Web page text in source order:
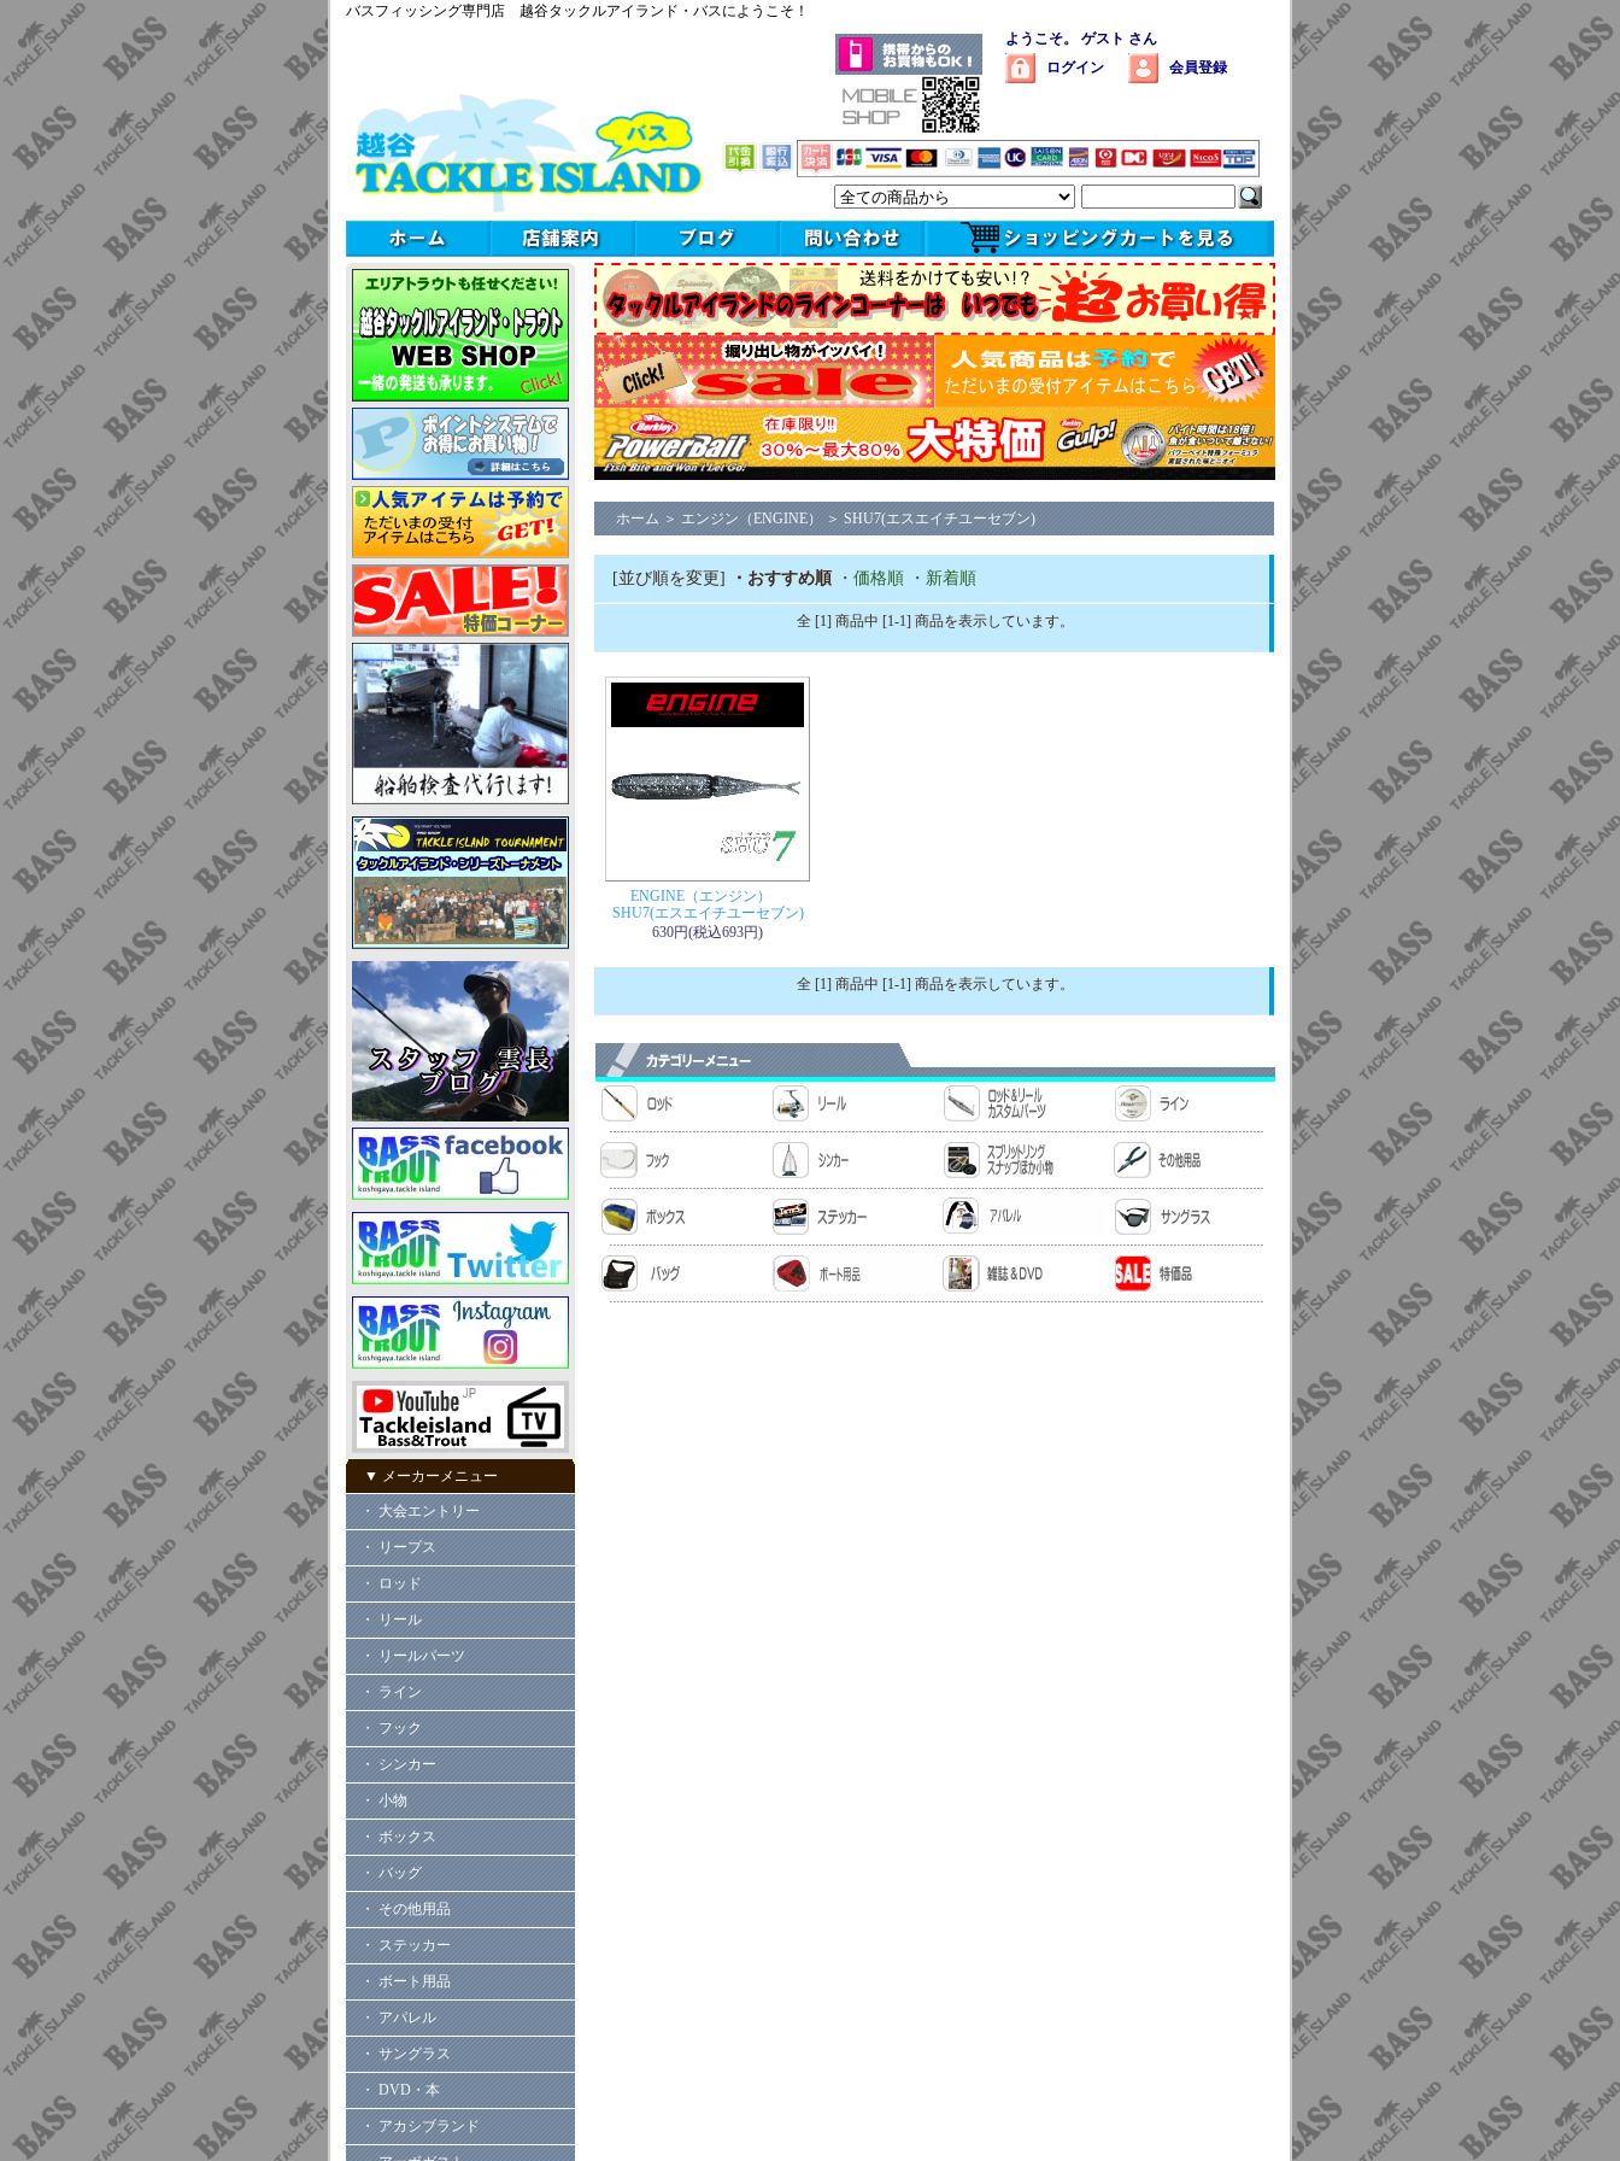
バスフィッシング専門店 越谷タックルアイランド・バスにようこそ！
ようこそ。 ゲスト さん
ログイン
会員登録
▼ メーカーメニュー
・ 大会エントリー
・ リープス
・ ロッド
・ リール
・ リールパーツ
・ ライン
・ フック
・ シンカー
・ 小物
・ ボックス
・ バッグ
・ その他用品
・ ステッカー
・ ボート用品
・ アパレル
・ サングラス
・ DVD・本
・ アカシブランド
ホーム ＞ エンジン（ENGINE） ＞ SHU7(エスエイチユーセブン)
[並び順を変更] ・おすすめ順 ・価格順 ・新着順
全 [1] 商品中 [1-1] 商品を表示しています。
ENGINE（エンジン）
SHU7(エスエイチユーセブン)
630円(税込693円)
全 [1] 商品中 [1-1] 商品を表示しています。